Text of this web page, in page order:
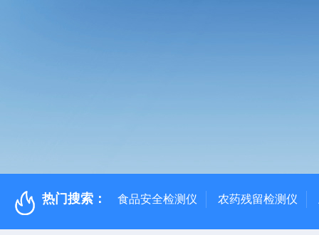
热门搜索： 食品安全检测仪 农药残留检测仪